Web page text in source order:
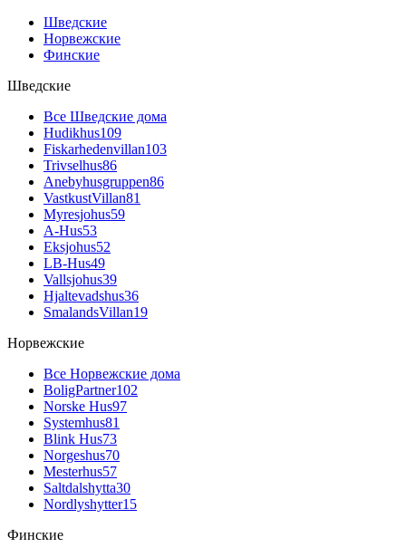
Шведские
Норвежские
Финские
Шведские
Все Шведские дома
Hudikhus109
Fiskarhedenvillan103
Trivselhus86
Anebyhusgruppen86
VastkustVillan81
Myresjohus59
A-Hus53
Eksjohus52
LB-Hus49
Vallsjohus39
Hjaltevadshus36
SmalandsVillan19
Норвежские
Все Норвежские дома
BoligPartner102
Norske Hus97
Systemhus81
Blink Hus73
Norgeshus70
Mesterhus57
Saltdalshytta30
Nordlyshytter15
Финские